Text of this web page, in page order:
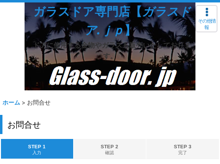
ガラスドア専門店【ガラスド
ア.ｊｐ】
ドアに使用する金物やガラスも販売いたしておりま
す。
その他情
報
ホーム > お問合せ
お問合せ
STEP 1
入力
STEP 2
確認
STEP 3
完了